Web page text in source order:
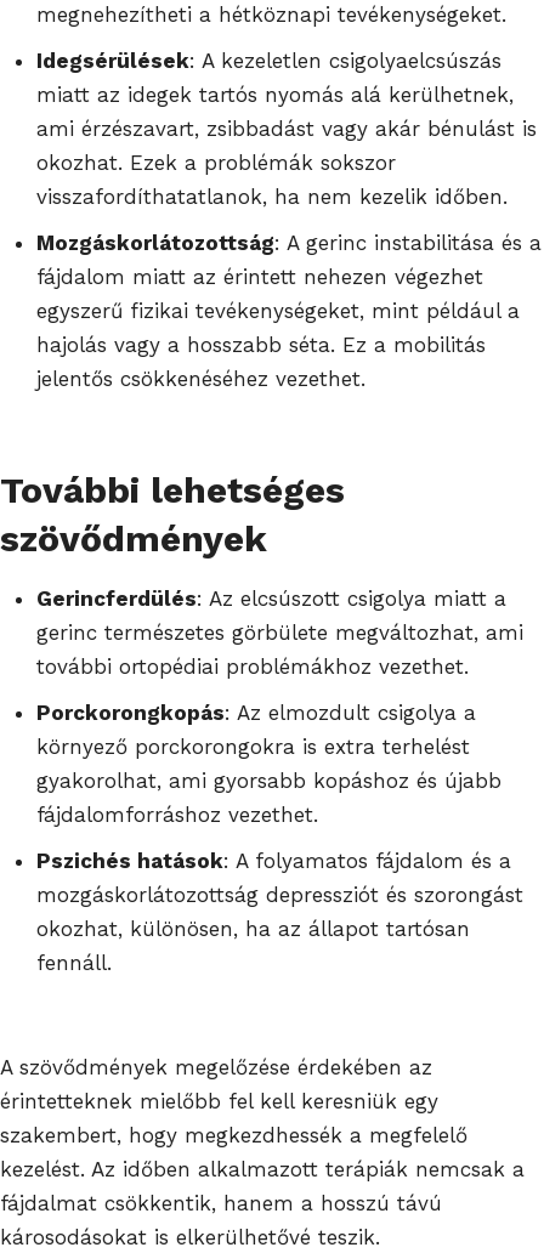
megnehezítheti a hétköznapi tevékenységeket.
Idegsérülések: A kezeletlen csigolyaelcsúszás
miatt az idegek tartós nyomás alá kerülhetnek,
ami érzészavart, zsibbadást vagy akár bénulást is
okozhat. Ezek a problémák sokszor
visszafordíthatatlanok, ha nem kezelik időben.
Mozgáskorlátozottság: A gerinc instabilitása és a
fájdalom miatt az érintett nehezen végezhet
egyszerű fizikai tevékenységeket, mint például a
hajolás vagy a hosszabb séta. Ez a mobilitás
jelentős csökkenéséhez vezethet.
További lehetséges
szövődmények
Gerincferdülés: Az elcsúszott csigolya miatt a
gerinc természetes görbülete megváltozhat, ami
további ortopédiai problémákhoz vezethet.
Porckorongkopás: Az elmozdult csigolya a
környező porckorongokra is extra terhelést
gyakorolhat, ami gyorsabb kopáshoz és újabb
fájdalomforráshoz vezethet.
Pszichés hatások: A folyamatos fájdalom és a
mozgáskorlátozottság depressziót és szorongást
okozhat, különösen, ha az állapot tartósan
fennáll.
A szövődmények megelőzése érdekében az
érintetteknek mielőbb fel kell keresniük egy
szakembert, hogy megkezdhessék a megfelelő
kezelést. Az időben alkalmazott terápiák nemcsak a
fájdalmat csökkentik, hanem a hosszú távú
károsodásokat is elkerülhetővé teszik.